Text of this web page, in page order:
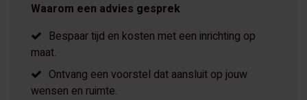
Waarom een advies gesprek
Bespaar tijd en kosten met een inrichting op
maat.
Ontvang een voorstel dat aansluit op jouw
wensen en ruimte.